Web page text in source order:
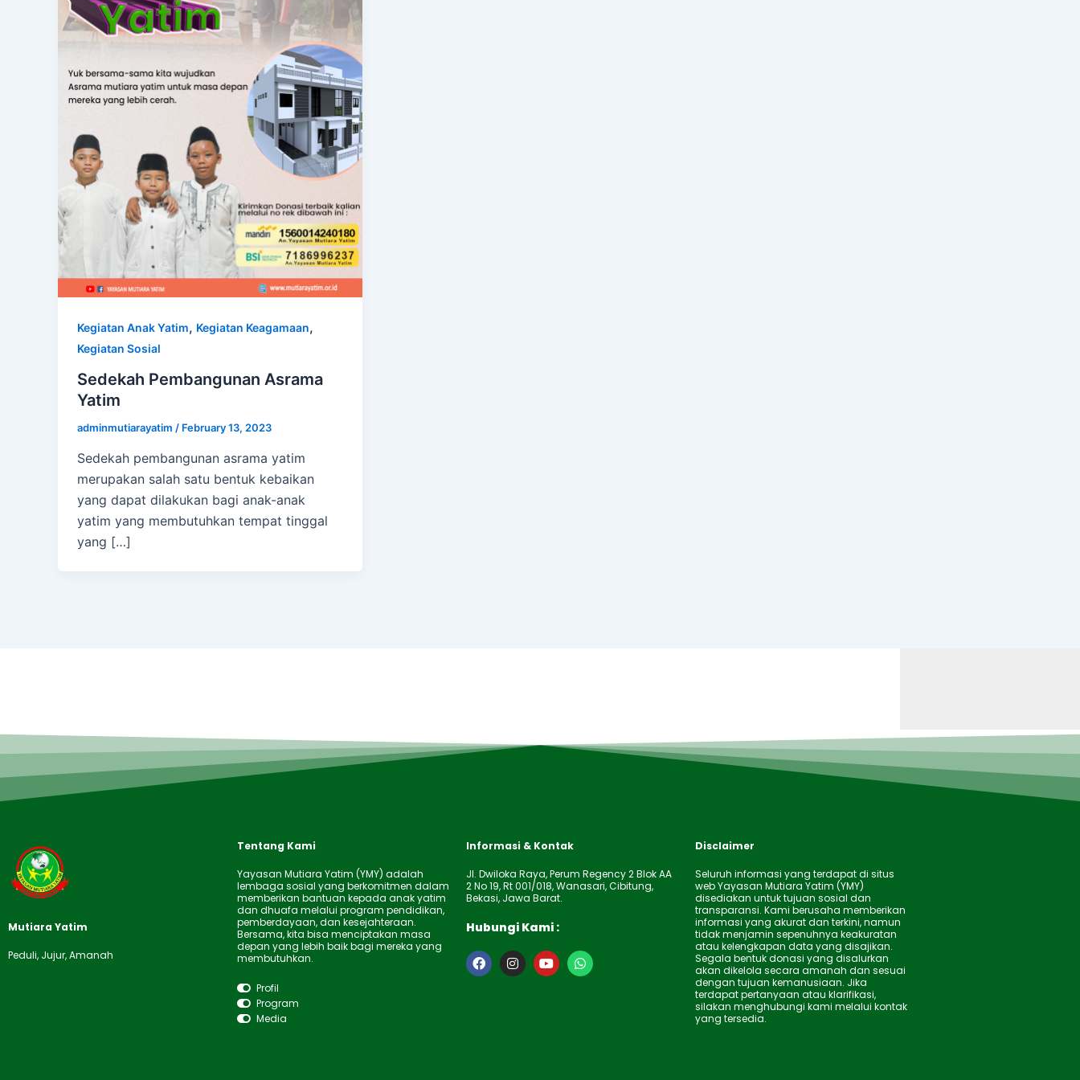
Kegiatan Anak Yatim, Kegiatan Keagamaan,
Kegiatan Sosial
Sedekah Pembangunan Asrama
Yatim
adminmutiarayatim / February 13, 2023
Sedekah pembangunan asrama yatim
merupakan salah satu bentuk kebaikan
yang dapat dilakukan bagi anak-anak
yatim yang membutuhkan tempat tinggal
yang […]
Mutiara Yatim
Peduli, Jujur, Amanah
Tentang Kami
Yayasan Mutiara Yatim (YMY) adalah
lembaga sosial yang berkomitmen dalam
memberikan bantuan kepada anak yatim
dan dhuafa melalui program pendidikan,
pemberdayaan, dan kesejahteraan.
Bersama, kita bisa menciptakan masa
depan yang lebih baik bagi mereka yang
membutuhkan.
Profil
Program
Media
Informasi & Kontak
Jl. Dwiloka Raya, Perum Regency 2 Blok AA
2 No 19, Rt 001/018, Wanasari, Cibitung,
Bekasi, Jawa Barat.
Hubungi Kami :
F
a
I
n
Y
o
W
h
Disclaimer
Seluruh informasi yang terdapat di situs
web Yayasan Mutiara Yatim (YMY)
disediakan untuk tujuan sosial dan
transparansi. Kami berusaha memberikan
informasi yang akurat dan terkini, namun
tidak menjamin sepenuhnya keakuratan
atau kelengkapan data yang disajikan.
Segala bentuk donasi yang disalurkan
akan dikelola secara amanah dan sesuai
dengan tujuan kemanusiaan. Jika
terdapat pertanyaan atau klarifikasi,
silakan menghubungi kami melalui kontak
yang tersedia.